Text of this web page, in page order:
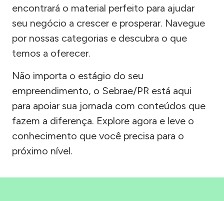
encontrará o material perfeito para ajudar
seu negócio a crescer e prosperar. Navegue
por nossas categorias e descubra o que
temos a oferecer.
Não importa o estágio do seu
empreendimento, o Sebrae/PR está aqui
para apoiar sua jornada com conteúdos que
fazem a diferença. Explore agora e leve o
conhecimento que você precisa para o
próximo nível.